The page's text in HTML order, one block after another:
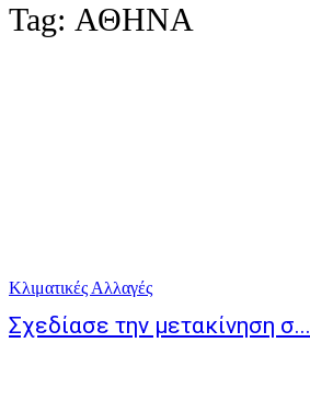
Tag: ΑΘΗΝΑ
Κλιματικές Αλλαγές
Σχεδίασε την μετακίνηση σ...